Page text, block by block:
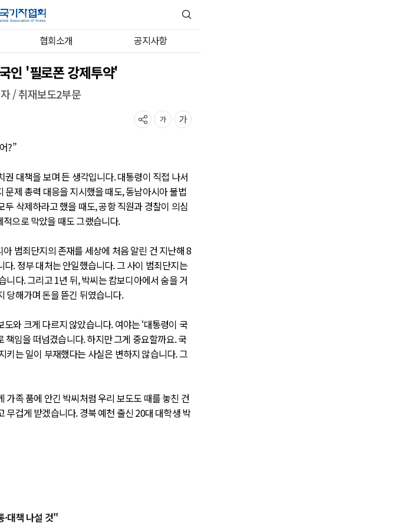
협회소개 공지사항
인 '필로폰 강제투약'
/ 취재보도2부문
?”
권 대책을 보며 든 생각입니다. 대통령이 직접 나서
문제 총력 대응을 지시했을 때도, 동남아시아 불법
두 삭제하라고 했을 때도, 공항 직원과 경찰이 의심
으로 막았을 때도 그랬습니다.
범죄단지의 존재를 세상에 처음 알린 건 지난해 8
. 정부 대처는 안일했습니다. 그 사이 범죄단지는
다. 그리고 1년 뒤, 박씨는 캄보디아에서 숨을 거
당해가며 돈을 뜯긴 뒤였습니다.
와 크게 다르지 않았습니다. 여야는 ‘대통령이 국
책임을 떠넘겼습니다. 하지만 그게 중요할까요. 국
키는 일이 부재했다는 사실은 변하지 않습니다. 그
족 품에 안긴 박씨처럼 우리 보도도 때를 놓친 건
무겁게 받겠습니다. 경북 예천 출신 20대 대학생 박
·대책 나설 것"